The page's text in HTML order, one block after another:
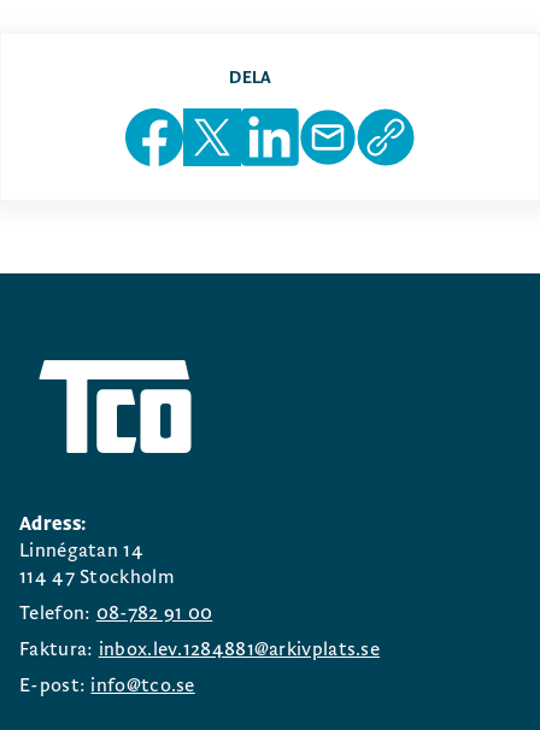
DELA
Adress:
Linnégatan 14
114 47 Stockholm
Telefon: 08-782 91 00
Faktura: inbox.lev.1284881@arkivplats.se
E-post: info@tco.se